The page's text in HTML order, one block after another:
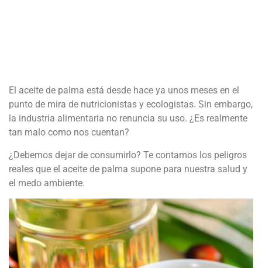
El aceite de palma está desde hace ya unos meses en el
punto de mira de nutricionistas y ecologistas. Sin embargo,
la industria alimentaria no renuncia su uso. ¿Es realmente
tan malo como nos cuentan?
¿Debemos dejar de consumirlo? Te contamos los peligros
reales que el aceite de palma supone para nuestra salud y
el medo ambiente.